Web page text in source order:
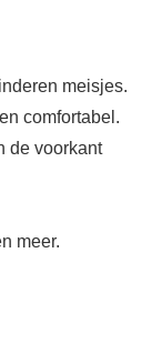
meisjes.
comfortabel.
de voorkant
meer.